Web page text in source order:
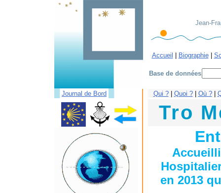
Jean-
Accueil Biographie
Base de données
Journal de Bord Qui ? Quoi ? Où ?
Tro
en 2013